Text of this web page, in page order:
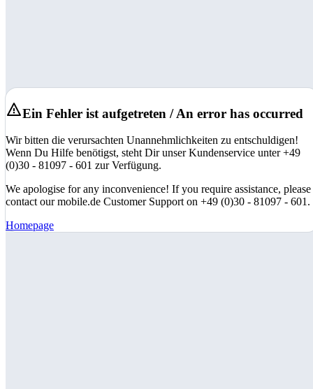
Ein Fehler ist aufgetreten / An error has occurred
Wir bitten die verursachten Unannehmlichkeiten zu entschuldigen!
Wenn Du Hilfe benötigst, steht Dir unser Kundenservice unter +49
(0)30 - 81097 - 601 zur Verfügung.
We apologise for any inconvenience! If you require assistance, please
contact our mobile.de Customer Support on +49 (0)30 - 81097 - 601.
Homepage